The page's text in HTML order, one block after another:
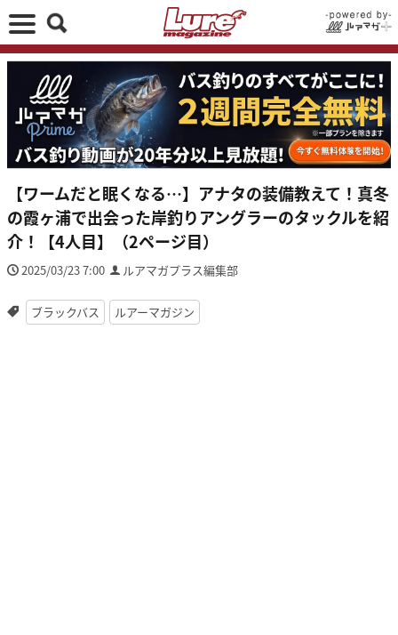
【ワームだと眠くなる…】アナタの装備教えて！真冬
の霞ヶ浦で出会った岸釣りアングラーのタックルを紹
介！【4人目】（2ページ目）
2025/03/23 7:00 ルアマガプラス編集部
ブラックバス ルアーマガジン